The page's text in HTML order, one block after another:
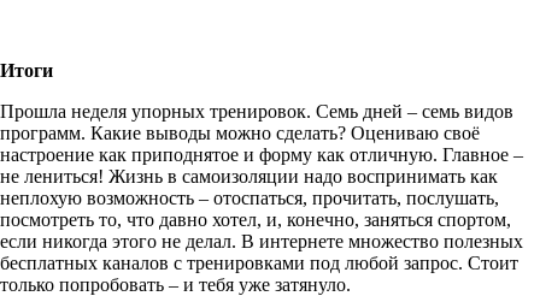
Итоги
Прошла неделя упорных тренировок. Семь дней – семь видов
программ. Какие выводы можно сделать? Оцениваю своё
настроение как приподнятое и форму как отличную. Главное –
не лениться! Жизнь в самоизоляции надо воспринимать как
неплохую возможность – отоспаться, прочитать, послушать,
посмотреть то, что давно хотел, и, конечно, заняться спортом,
если никогда этого не делал. В интернете множество полезных
бесплатных каналов с тренировками под любой запрос. Стоит
только попробовать – и тебя уже затянуло.